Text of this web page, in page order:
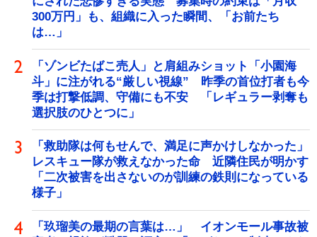
300万円」も、組織に入った瞬間、「お前たち
は…」
「ゾンビたばこ売人」と肩組みショット「小園海
斗」に注がれる“厳しい視線” 昨季の首位打者も今
季は打撃低調、守備にも不安 「レギュラー剥奪も
選択肢のひとつに」
「救助隊は何もせんで、満足に声かけしなかった」
レスキュー隊が救えなかった命 近隣住民が明かす
「二次被害を出さないのが訓練の鉄則になっている
様子」
「玖瑠美の最期の言葉は…」 イオンモール事故被